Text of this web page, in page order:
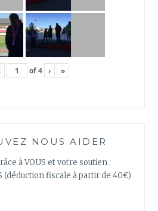
of4 › »
NOUS AIDER
à VOUS et votre soutien :
(déduction fiscale à partir de 40€)